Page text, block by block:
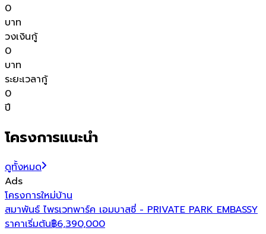
0
บาท
วงเงินกู้
0
บาท
ระยะเวลากู้
0
ปี
โครงการแนะนำ
ดูทั้งหมด
Ads
โครงการใหม่บ้าน
สมาพันธ์ ไพรเวทพาร์ค เอมบาสซี่ - PRIVATE PARK EMBASSY
ราคาเริ่มต้น฿6,390,000